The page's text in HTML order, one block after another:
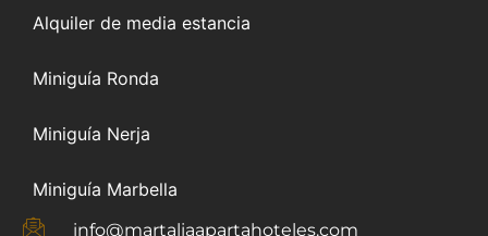
Alquiler de media estancia
Miniguía Ronda
Miniguía Nerja
Miniguía Marbella
info@martaliaapartahoteles.com